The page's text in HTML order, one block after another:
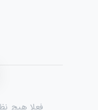
فعلا هیچ